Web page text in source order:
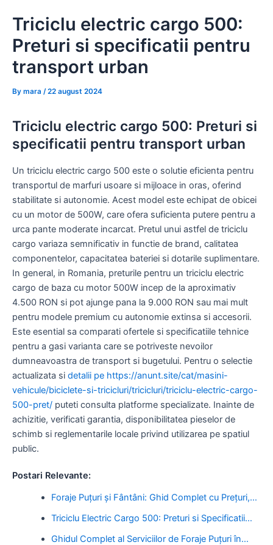
content
Triciclu electric cargo 500:
Preturi si specificatii pentru
transport urban
By mara /22 august 2024
Triciclu electric cargo 500: Preturi si
specificatii pentru transport urban
Un triciclu electric cargo 500 este o solutie eficienta pentru
transportul de marfuri usoare si mijloace in oras, oferind
stabilitate si autonomie. Acest model este echipat de obicei
cu un motor de 500W, care ofera suficienta putere pentru a
urca pante moderate incarcat. Pretul unui astfel de triciclu
cargo variaza semnificativ in functie de brand, calitatea
componentelor, capacitatea bateriei si dotarile suplimentare.
In general, in Romania, preturile pentru un triciclu electric
cargo de baza cu motor 500W incep de la aproximativ
4.500 RON si pot ajunge pana la 9.000 RON sau mai mult
pentru modele premium cu autonomie extinsa si accesorii.
Este esential sa comparati ofertele si specificatiile tehnice
pentru a gasi varianta care se potriveste nevoilor
dumneavoastra de transport si bugetului. Pentru o selectie
actualizata si detalii pe https://anunt.site/cat/masini-
vehicule/biciclete-si-tricicluri/tricicluri/triciclu-electric-cargo-
500-pret/ puteti consulta platforme specializate. Inainte de
achizitie, verificati garantia, disponibilitatea pieselor de
schimb si reglementarile locale privind utilizarea pe spatiul
public.
Postari Relevante:
Foraje Puțuri și Fântâni: Ghid Complet cu Prețuri,…
Triciclu Electric Cargo 500: Preturi si Specificatii…
Ghidul Complet al Serviciilor de Foraje Puțuri în…